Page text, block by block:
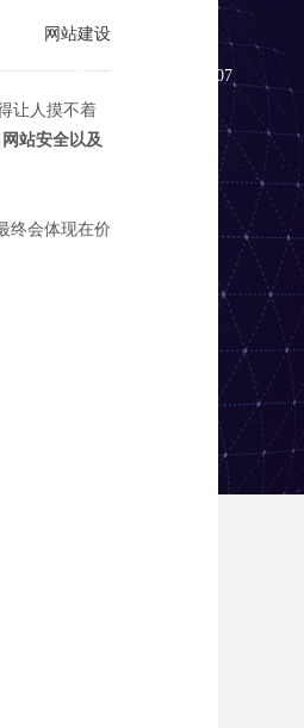
联系传承 400-888-1907
网站建设
让人摸不着
站安全以及
终会体现在价